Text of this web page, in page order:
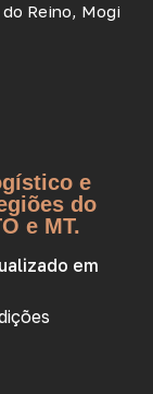
Reino, Mogi
e
do
e MT.
em